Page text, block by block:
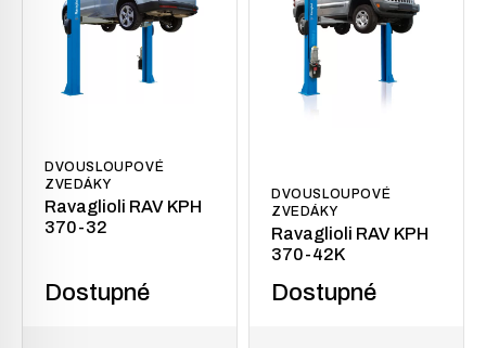
DVOUSLOUPOVÉ
ZVEDÁKY
Ravaglioli RAV KPH
370-32
Dostupné
DVOUSLOUPOVÉ
ZVEDÁKY
Ravaglioli RAV KPH
370-42K
Dostupné